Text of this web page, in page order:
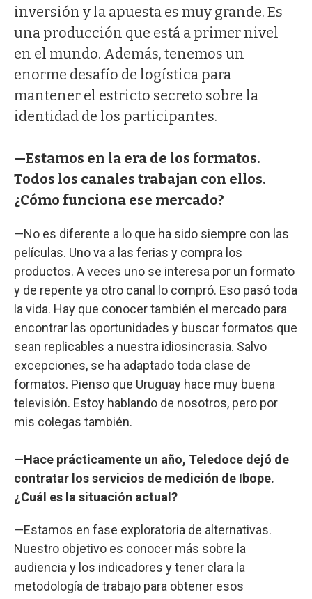
inversión y la apuesta es muy grande. Es
una producción que está a primer nivel
en el mundo. Además, tenemos un
enorme desafío de logística para
mantener el estricto secreto sobre la
identidad de los participantes.
—Estamos en la era de los formatos.
Todos los canales trabajan con ellos.
¿Cómo funciona ese mercado?
—No es diferente a lo que ha sido siempre con las
películas. Uno va a las ferias y compra los
productos. A veces uno se interesa por un formato
y de repente ya otro canal lo compró. Eso pasó toda
la vida. Hay que conocer también el mercado para
encontrar las oportunidades y buscar formatos que
sean replicables a nuestra idiosincrasia. Salvo
excepciones, se ha adaptado toda clase de
formatos. Pienso que Uruguay hace muy buena
televisión. Estoy hablando de nosotros, pero por
mis colegas también.
—Hace prácticamente un año, Teledoce dejó de
contratar los servicios de medición de Ibope.
¿Cuál es la situación actual?
—Estamos en fase exploratoria de alternativas.
Nuestro objetivo es conocer más sobre la
audiencia y los indicadores y tener clara la
metodología de trabajo para obtener esos